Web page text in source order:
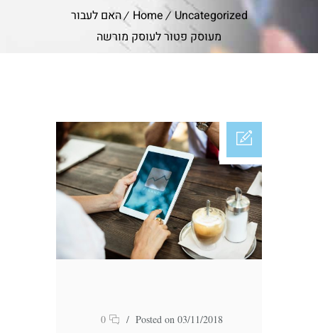
Home Uncategorized
האם לעבור
מעוסק פטור לעוסק מורשה
Posted on 03/11/2018
/